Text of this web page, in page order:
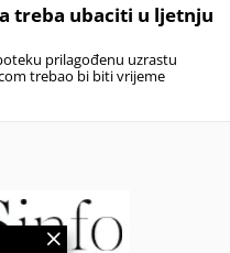
treba ubaciti u ljetnju
prilagođenu uzrastu
trebao bi biti vrijeme